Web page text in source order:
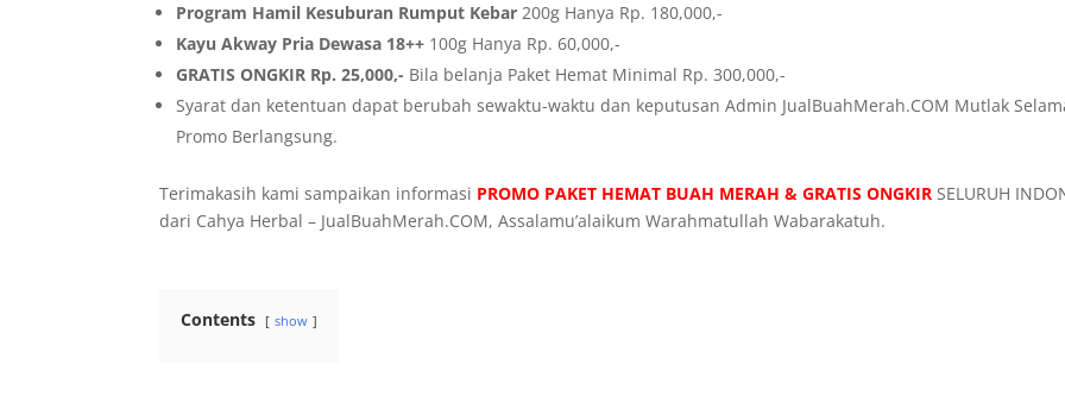
Program Hamil Kesuburan Rumput Kebar 200g Hanya Rp. 180,000,-
Kayu Akway Pria Dewasa 18++ 100g Hanya Rp. 60,000,-
GRATIS ONGKIR Rp. 25,000,- Bila belanja Paket Hemat Minimal Rp. 300,000,-
Syarat dan ketentuan dapat berubah sewaktu-waktu dan keputusan Admin JualBuahMerah.COM Mutlak
Promo Berlangsung.
Terimakasih kami sampaikan informasi PROMO PAKET HEMAT BUAH MERAH & GRATIS ONGKIR SELURUH
dari Cahya Herbal – JualBuahMerah.COM, Assalamu’alaikum Warahmatullah Wabarakatuh.
Contents show